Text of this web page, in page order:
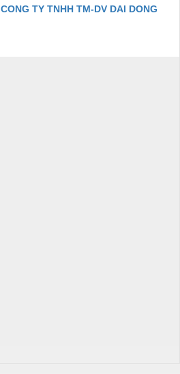
CONG TY TNHH TM-DV DAI DONG